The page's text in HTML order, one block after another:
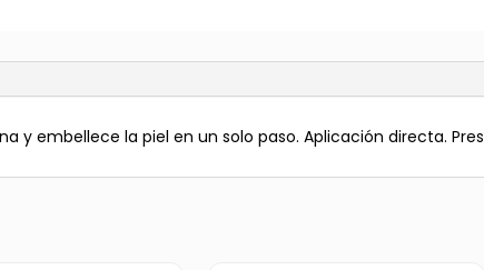
y embellece la piel en un solo paso. Aplicación directa.